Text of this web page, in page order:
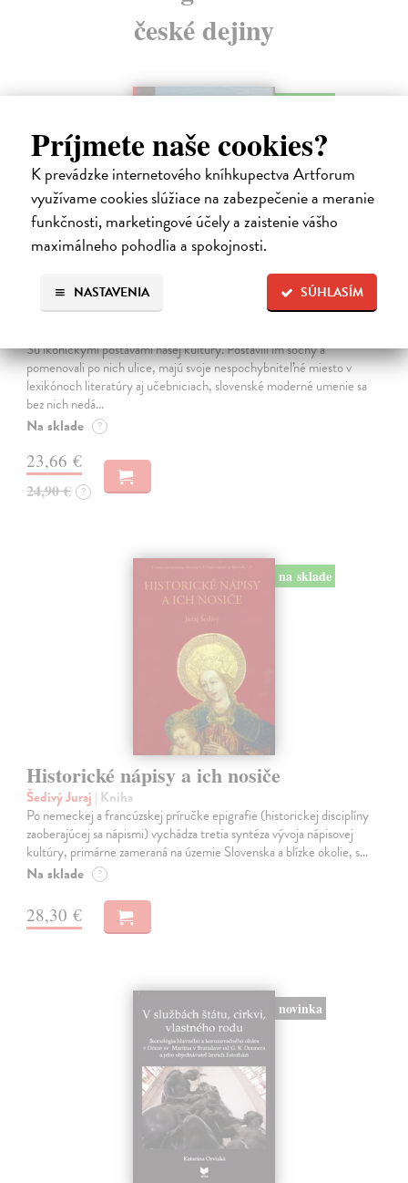
Príjmete naše cookies?
K prevádzke internetového kníhkupectva Artforum
využívame cookies slúžiace na zabezpečenie a meranie
funkčnosti, marketingové účely a zaistenie vášho
maximálneho pohodlia a spokojnosti.
SÚHLASÍM
NASTAVENIA
české dejiny
Studne mútne
Sú ikonickými postavami našej kultúry. Postavili im sochy a
pomenovali po nich ulice, majú svoje nespochybniteľné miesto v
lexikónoch literatúry aj učebniciach, slovenské moderné umenie sa
bez nich nedá…
Na sklade ?
23,66 €
24,90 € ?
na sklade
Historické nápisy a ich nosiče
Šedivý Juraj | Kniha
Po nemeckej a francúzskej príručke epigrafie (historickej disciplíny
zaoberajúcej sa nápismi) vychádza tretia syntéza vývoja nápisovej
kultúry, primárne zameraná na územie Slovenska a blízke okolie, s…
Na sklade ?
28,30 €
novinka